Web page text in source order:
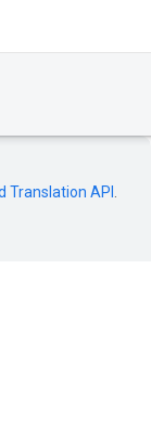
Translation API